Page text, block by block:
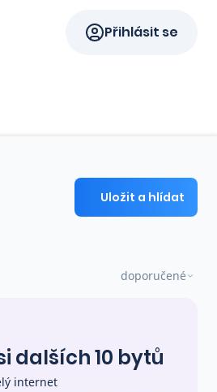
Přihlásit se
Uložit a hlídat
doporučené
dalších 10 bytů
internet